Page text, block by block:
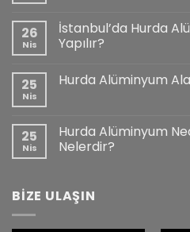
26
Nis
İstanbul’da Hurda
Yapılır?
25
Nis
Hurda Alüminyum
25
Nis
Hurda Alüminyum
Nelerdir?
BİZE ULAŞIN